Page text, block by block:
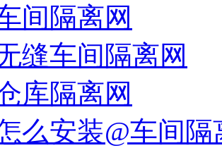
间隔离网
缝车间隔离网
库隔离网
么安装@车间隔